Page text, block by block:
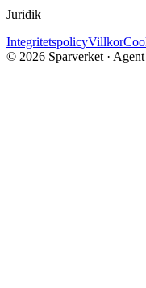
Juridik
IntegritetspolicyVillkor
© 2026 Sparverket ·